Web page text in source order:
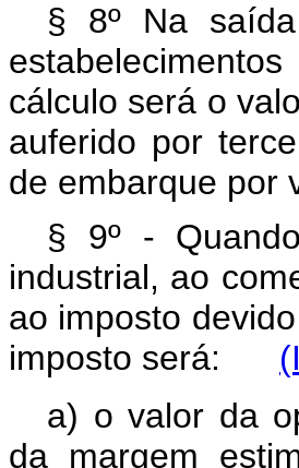
§ 8º Na
cálculo será o
auferido por
de embarque por
§ 9º -
industrial, ao
ao imposto
imposto será:
a) o valor da
da margem